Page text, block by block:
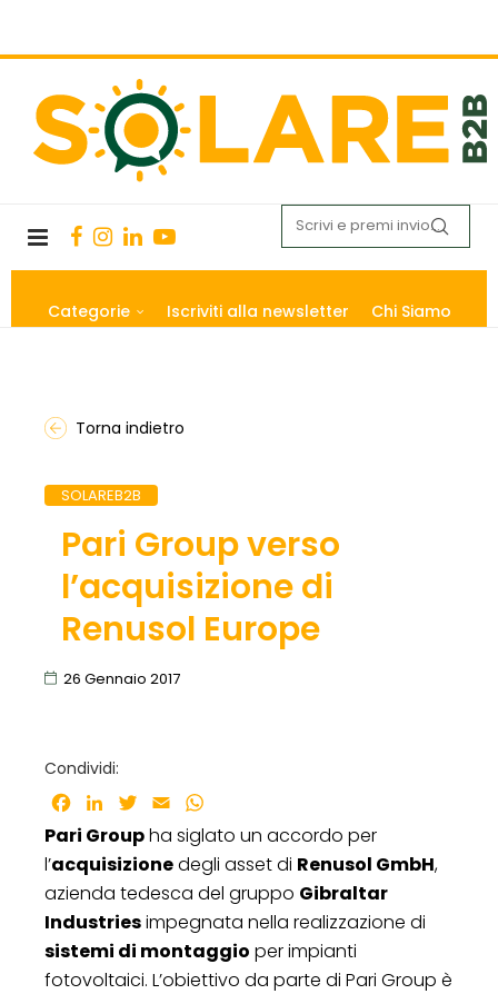
Categorie Iscriviti alla newsletter Chi Siamo
Torna indietro
SOLAREB2B
Pari Group verso
l’acquisizione di
Renusol Europe
26 Gennaio 2017
Condividi:
Facebook
LinkedInTwitter
Email
Pari Groupha siglato un accordo per
l’acquisizionedegli asset di Renusol GmbH,
azienda tedesca del gruppo Gibraltar
Industriesimpegnata nella realizzazione di
sistemi di montaggio per impianti
fotovoltaici. L’obiettivo da parte di Pari Group è